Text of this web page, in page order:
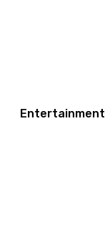
Entertainment